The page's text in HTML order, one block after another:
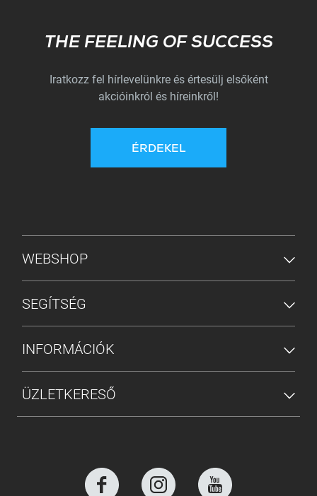
Subscribe
THE FEELING OF SUCCESS
Iratkozz fel hírlevelünkre és értesülj elsőként
akcióinkról és híreinkről!
ÉRDEKEL
ALSÓ MENÜ
WEBSHOP
SEGÍTSÉG
INFORMÁCIÓK
ÜZLETKERESŐ